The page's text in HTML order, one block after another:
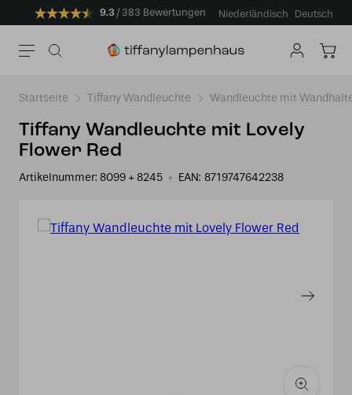
9.3 383 Bewertungen Niederländisch Deutsch
Startseite Tiffany Wandleuchte Wandleuchte mit
Tiffany Wandleuchte mit Lovely
Flower Red
Artikelnummer: 8099 + 8245 EAN: 8719747642238